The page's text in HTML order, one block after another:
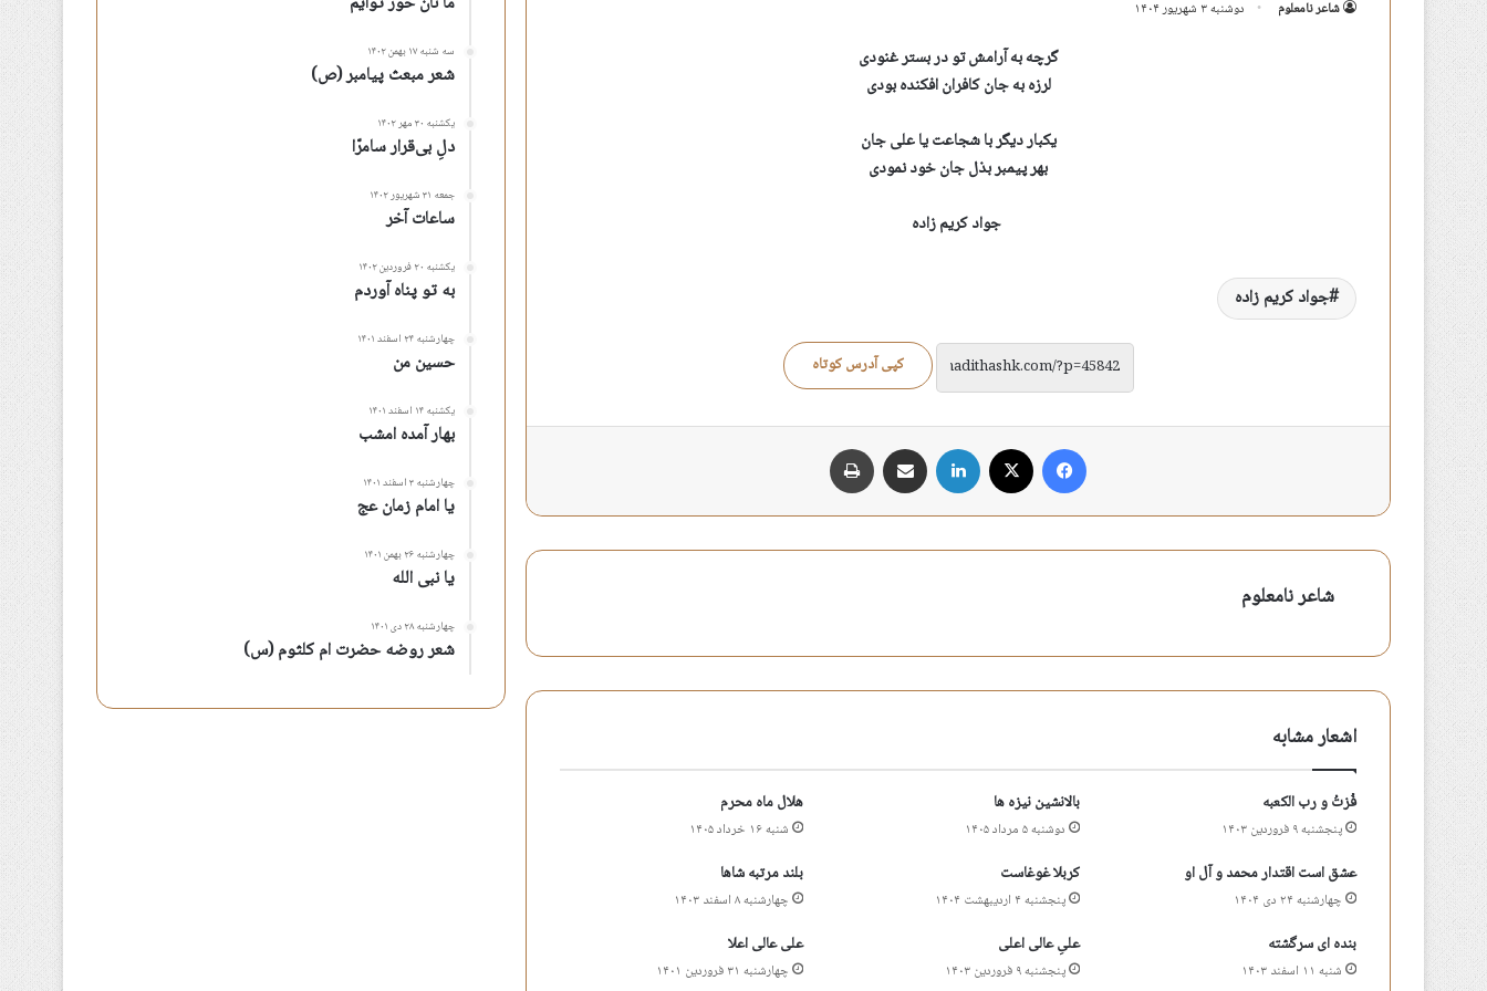
شاعر نامعلوم دوشنبه ۳ شهریور ۱۴۰۴
گرچه به آرامش تو در بستر غنودی
لرزه به جان کافران افکنده بودی
یکبار دیگر با شجاعت یا علی جان
بهر پیمبر بذل جان خود نمودی
جواد کریم زاده
جواد کریم زاده
کپی آدرس کوتاه
فیس بوک لینکدین اشتراک گذاری از طریق ایمیل
شاعر نامعلوم
اشعار مشابه
فُزتُ و رب الکعبه
پنجشنبه ۹ فروردین ۱۴۰۳
بالانشین نیزه ها
دوشنبه ۵ مرداد ۱۴۰۵
هلال ماه محرم
شنبه ۱۶ خرداد ۱۴۰۵
عشق است اقتدار محمد و آل او
چهارشنبه ۲۴ دی ۱۴۰۴
کربلا غوغاست
پنجشنبه ۴ اردیبهشت ۱۴۰۴
بلند مرتبه شاها
چهارشنبه ۸ اسفند ۱۴۰۳
بنده ای سرگشته
شنبه ۱۱ اسفند ۱۴۰۳
علیِ عالی اعلی
پنجشنبه ۹ فروردین ۱۴۰۳
علی عالی اعلا
چهارشنبه ۳۱ فروردین ۱۴۰۱
سه شنبه ۱۷ بهمن ۱۴۰۲
شعر مبعث پیامبر (ص)
یکشنبه ۳۰ مهر ۱۴۰۲
دلِ بی‌قرار سامرّا
جمعه ۳۱ شهریور ۱۴۰۲
ساعات آخر
یکشنبه ۲۰ فروردین ۱۴۰۲
به تو پناه آوردم
چهارشنبه ۲۴ اسفند ۱۴۰۱
حسین من
یکشنبه ۱۴ اسفند ۱۴۰۱
بهار آمده امشب
چهارشنبه ۳ اسفند ۱۴۰۱
یا امام زمان عج
چهارشنبه ۲۶ بهمن ۱۴۰۱
یا نبی الله
چهارشنبه ۲۸ دی ۱۴۰۱
شعر روضه حضرت ام کلثوم (س)